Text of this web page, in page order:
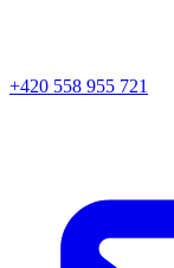
+420 558 955 721